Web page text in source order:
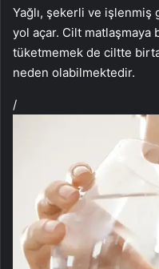
Yağlı, şekerli ve işlenmiş
yol açar. Cilt matlaşmaya
tüketmemek de ciltte
neden olabilmektedir.
/